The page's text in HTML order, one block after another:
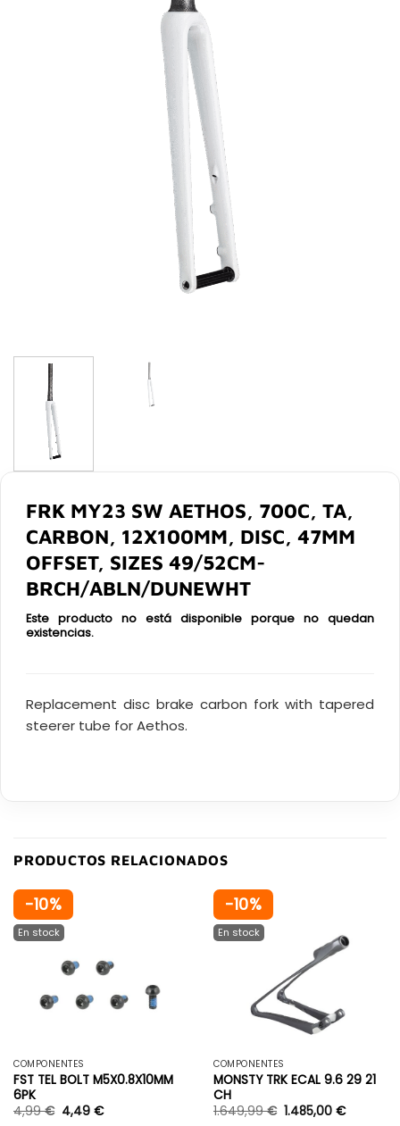
FRK MY23 SW AETHOS, 700C, TA,
CARBON, 12X100MM, DISC, 47MM
OFFSET, SIZES 49/52CM-
BRCH/ABLN/DUNEWHT
Este producto no está disponible porque no quedan
existencias.
Replacement disc brake carbon fork with tapered
steerer tube for Aethos.
PRODUCTOS RELACIONADOS
-10%
COMPONENTES
FST TEL BOLT M5X0.8X10MM
6PK
4,99€ 4,49€
-10%
COMPONENTES
MONSTY TRK ECAL 9.6 29 21
CH
1.649,99€ 1.485,00€